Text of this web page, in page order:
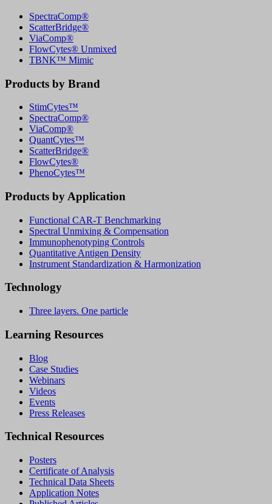
SpectraComp®
ScatterBridge®
ViaComp®
FlowCytes® Unmixed
TBNK™ Mimic
Products by Brand
StimCytes™
SpectraComp®
ViaComp®
QuantCytes™
ScatterBridge®
FlowCytes®
PhenoCytes™
Products by Application
Functional CAR‑T Benchmarking
Spectral Unmixing & Compensation
Immunophenotyping Controls
Quantitative Antigen Density
Instrument Standardization & Harmonization
Technology
Three layers. One particle
Learning Resources
Blog
Case Studies
Webinars
Videos
Events
Press Releases
Technical Resources
Posters
Certificate of Analysis
Technical Data Sheets
Application Notes